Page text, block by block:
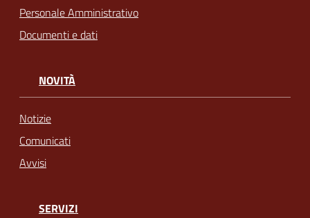
Personale Amministrativo
Documenti e dati
NOVITÀ
Notizie
Comunicati
Avvisi
SERVIZI